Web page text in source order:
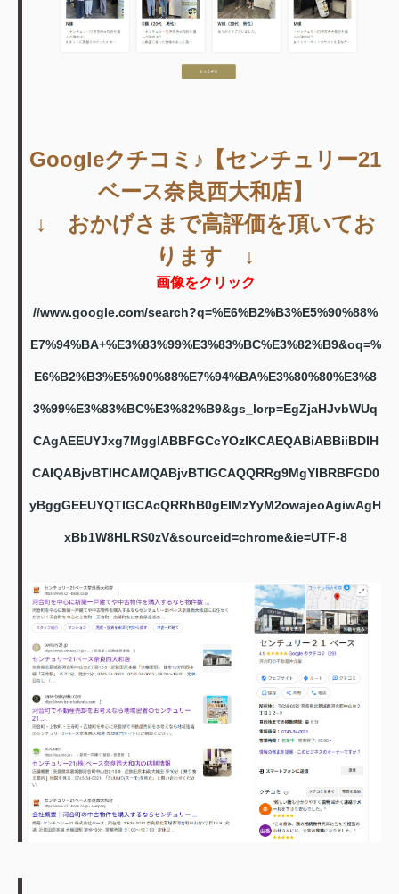
Googleクチコミ♪【センチュリー21
ベース奈良西大和店】
↓ おかげさまで高評価を頂いてお
ります ↓
画像をクリック
//www.google.com/search?q=%E6%B2%B3%E5%90%88%
E7%94%BA+%E3%83%99%E3%83%BC%E3%82%B9&oq=%
E6%B2%B3%E5%90%88%E7%94%BA%E3%80%80%E3%8
3%99%E3%83%BC%E3%82%B9&gs_lcrp=EgZjaHJvbWUq
CAgAEEUYJxg7MggIABBFGCcYOzIKCAEQABiABBiiBDIH
CAIQABjvBTIHCAMQABjvBTIGCAQQRRg9MgYIBRBFGD0
yBggGEEUYQTIGCAcQRRhB0gEIMzYyM2owajeoAgiwAgH
xBb1W8HLRS0zV&sourceid=chrome&ie=UTF-8